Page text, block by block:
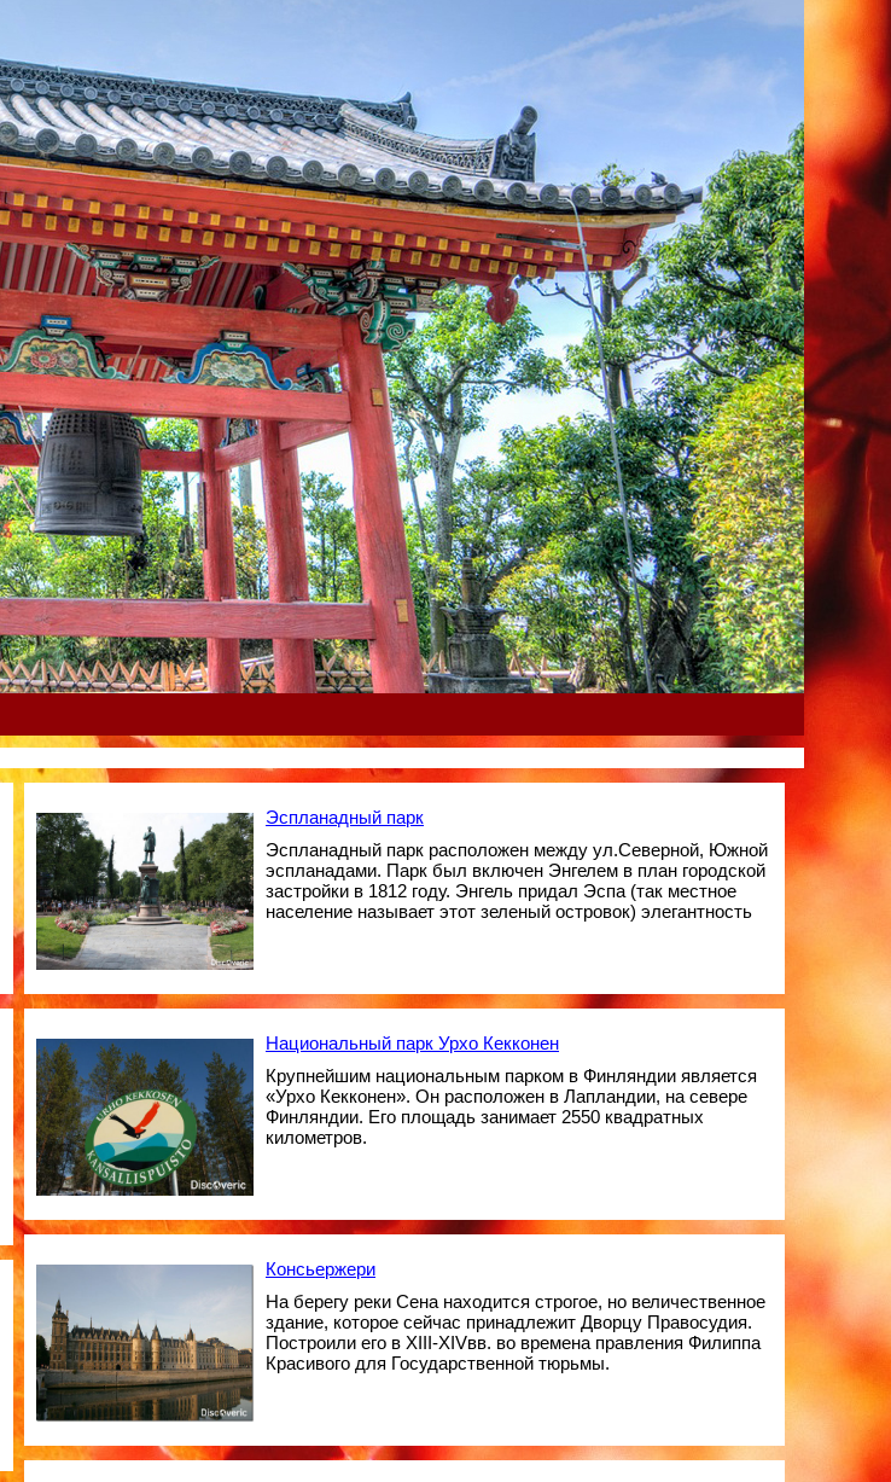
Эспланадный парк
Эспланадный парк расположен между ул.Северной, Южной
эспланадами. Парк был включен Энгелем в план городской
застройки в 1812 году. Энгель придал Эспа (так местное
население называет этот зеленый островок) элегантность
Национальный парк Урхо Кекконен
Крупнейшим национальным парком в Финляндии является
«Урхо Кекконен». Он расположен в Лапландии, на севере
Финляндии. Его площадь занимает 2550 квадратных
километров.
Консьержери
На берегу реки Сена находится строгое, но величественное
здание, которое сейчас принадлежит Дворцу Правосудия.
Построили его в XIII-XIVвв. во времена правления Филиппа
Красивого для Государственной тюрьмы.